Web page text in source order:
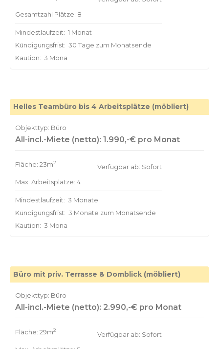
Gesamtzahl Plätze: 8
Mindestlaufzeit: 1 Monat
Kündigungsfrist: 30 Tage zum Monatsende
Kaution: 3 Mona
Helles Teambüro bis 4 Arbeitsplätze (möbliert)
Objekttyp: Büro
All-incl.-Miete (netto): 1.990,-€ pro Monat
Fläche: 23m2
Max. Arbeitsplätze: 4
Verfügbar ab: Sofort
Mindestlaufzeit: 3 Monate
Kündigungsfrist: 3 Monate zum Monatsende
Kaution: 3 Mona
Büro mit priv. Terrasse & Domblick (möbliert)
Objekttyp: Büro
All-incl.-Miete (netto): 2.990,-€ pro Monat
Fläche: 29m2
Verfügbar ab: Sofort